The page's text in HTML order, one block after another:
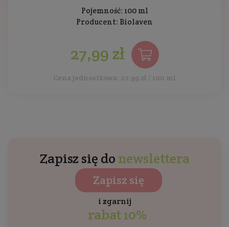
Pojemność: 100 ml
Producent: Biolaven
27,99 zł
Cena jednostkowa: 27,99 zł / 100 ml
Zapisz się do newslettera
Zapisz się
i zgarnij
rabat 10%